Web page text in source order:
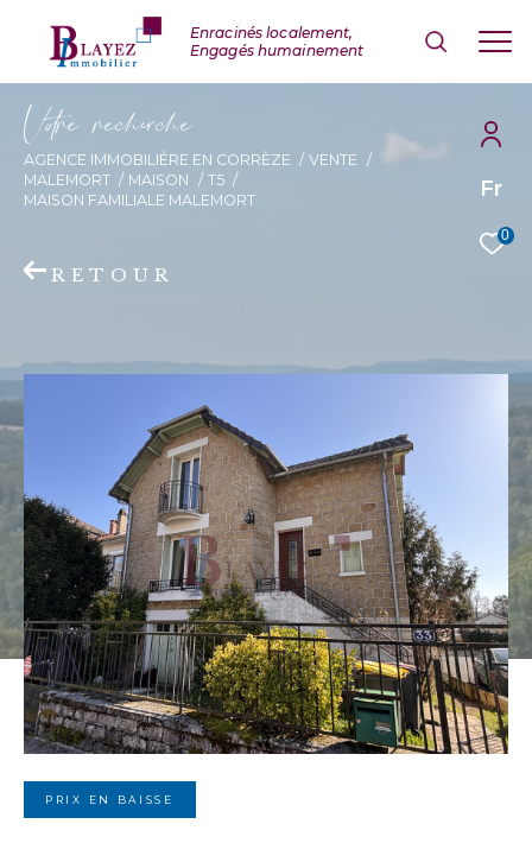
Fr
0
Vore recece
AGENCE IMMOBILIÈRE EN CORRÈZE
VENTE
MALEMORT
MAISON
T5
MAISON FAMILIALE MALEMORT
RETOUR
PRIX EN BAISSE